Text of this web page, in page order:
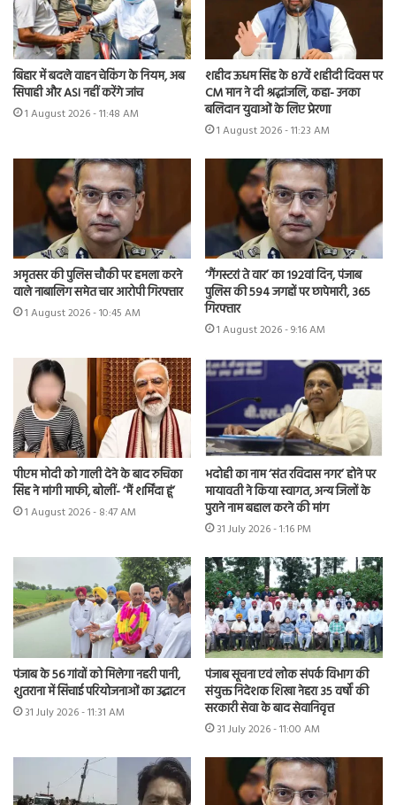
बिहार में बदले वाहन चेकिंग के नियम, अब
सिपाही और ASI नहीं करेंगे जांच
1 August 2026 - 11:48 AM
शहीद ऊधम सिंह के 87वें शहीदी दिवस पर
CM मान ने दी श्रद्धांजलि, कहा- उनका
बलिदान युवाओं के लिए प्रेरणा
1 August 2026 - 11:23 AM
अमृतसर की पुलिस चौकी पर हमला करने
वाले नाबालिग समेत चार आरोपी गिरफ्तार
1 August 2026 - 10:45 AM
‘गैंगस्टरां ते वार’ का 192वां दिन, पंजाब
पुलिस की 594 जगहों पर छापेमारी, 365
गिरफ्तार
1 August 2026 - 9:16 AM
पीएम मोदी को गाली देने के बाद रुचिका
सिंह ने मांगी माफी, बोलीं- ‘मैं शर्मिंदा हूं’
1 August 2026 - 8:47 AM
भदोही का नाम ‘संत रविदास नगर’ होने पर
मायावती ने किया स्वागत, अन्य जिलों के
पुराने नाम बहाल करने की मांग
31 July 2026 - 1:16 PM
पंजाब के 56 गांवों को मिलेगा नहरी पानी,
शुतराना में सिंचाई परियोजनाओं का उद्घाटन
31 July 2026 - 11:31 AM
पंजाब सूचना एवं लोक संपर्क विभाग की
संयुक्त निदेशक शिखा नेहरा 35 वर्षों की
सरकारी सेवा के बाद सेवानिवृत्त
31 July 2026 - 11:00 AM